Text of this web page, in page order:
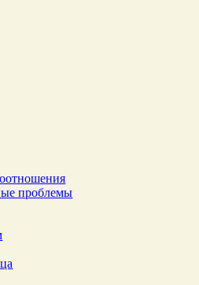
проблемы